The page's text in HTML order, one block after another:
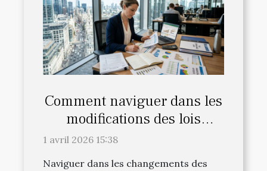
Comment naviguer dans les
modifications des lois
fiscales en 2026 ?
1 avril 2026 15:38
Naviguer dans les changements des